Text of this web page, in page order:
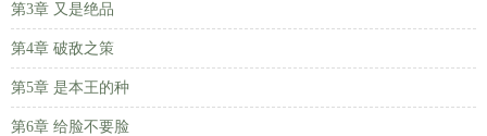
第3章 又是绝品
第4章 破敌之策
第5章 是本王的种
第6章 给脸不要脸